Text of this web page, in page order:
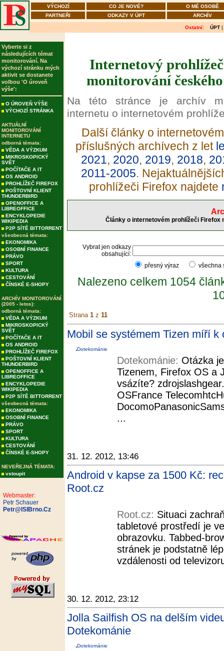
VÝCHOZÍ CO JE NOVÉ?
O MÉ OSOBĚ
PARTNEŘI
ODKAZY V ÚPT ARCHÍV
Ostatní: ÚPT |
Vyberte si z
následujících témat
monitorování. Na
výchozí stránku mých
aktivit se dostanete
volbou 'O úroveň
výše':
O ÚROVEŇ VÝŠE
VÝCHOZÍ STRÁNKA
AKTUÁLNÍ
MONITOROVÁNÍ
INTERNETU
odborná témata:
VĚDA A VÝZKUM
MIKROSKOPICKÝ
SVĚT
POČÍTAČE A IT
OS ANDROID
PROHLÍŽEČ FIREFOX
POŠTOVNÍ KLIENT
THUNDERBIRD
OPENOFFICE A
LIBREOFFICE
ENCYKLOPEDIE
WIKIPEDIA
P2P SÍTĚ BITTORRENT
všeobecná témata:
EKONOMIKA
OSOBNÍ FINANCE
PRÁVO
SPORT
KULTURA
CESTOVÁNÍ
ČÍNSKÉ E-SHOPY
ARCHÍV MONITOROVÁNÍ
(2005 - letos):
odborná témata:
VĚDA A VÝZKUM
MIKROSKOPICKÝ
SVĚT
POČÍTAČE A IT
OS ANDROID
PROHLÍŽEČ FIREFOX
POŠTOVNÍ KLIENT
THUNDERBIRD
OPENOFFICE A
LIBREOFFICE
ENCYKLOPEDIE
WIKIPEDIA
P2P SÍTĚ BITTORRENT
všeobecná témata:
EKONOMIKA
OSOBNÍ FINANCE
PRÁVO
SPORT
KULTURA
CESTOVÁNÍ
ČÍNSKÉ E-SHOPY
NEVEŘEJNÁ TÉMATA:
vstoupit
Webmaster:
Petr Schauer
Petr@ISIBrno.Cz
Internetový
monitorování
Na této stránce je archív
internetu o internetovém
Další články o
příslušných archívech z let
2021, 2020, 2019, 2018,
2011-2005.
prohlížeči Firefox najdete
Články o internetovém prohlížeči Firefox
Vybrat jen odkazy
obsahující:
přesný výraz
Nalezeno celkem 1054
Strana 1 z 11
Mobil se systémem Tizen míří k
Dotekománie
Dotekománie: Otázka
Tizenem, Firefox OS a
vsázíte?
OSFrance
...
31. 12. 2012, 13:46
Android v kapse za 1500 Kč:
Root.cz
Root.cz: Situaci
tabletové prostředí je
obrazovku. Tabbed-
stránek je podstatně
vzdálenosti od
30. 12. 2012, 23:12
Jolla Sailfish OS na delším
Dotekománie
Dotekománie